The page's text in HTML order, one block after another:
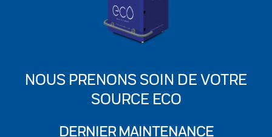
NOUS PRENONS SOIN DE VOTRE
SOURCE ECO
DERNIER MAINTENANCE